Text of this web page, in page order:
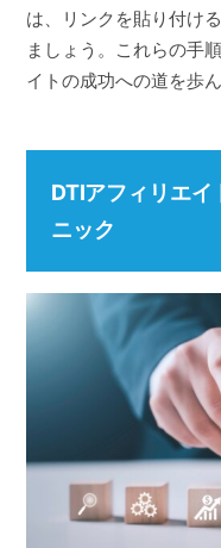
は、リンクを貼り付け
ましょう。これらの手
イトの成功への道を歩
DTIアフィリエ
ニック